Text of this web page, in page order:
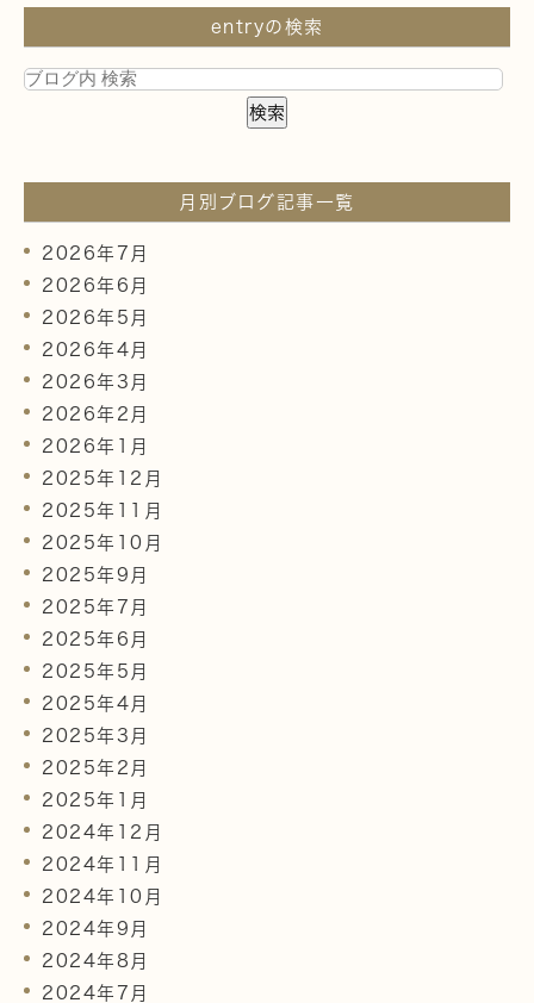
entryの検索
月別ブログ記事一覧
2026年7月
2026年6月
2026年5月
2026年4月
2026年3月
2026年2月
2026年1月
2025年12月
2025年11月
2025年10月
2025年9月
2025年7月
2025年6月
2025年5月
2025年4月
2025年3月
2025年2月
2025年1月
2024年12月
2024年11月
2024年10月
2024年9月
2024年8月
2024年7月